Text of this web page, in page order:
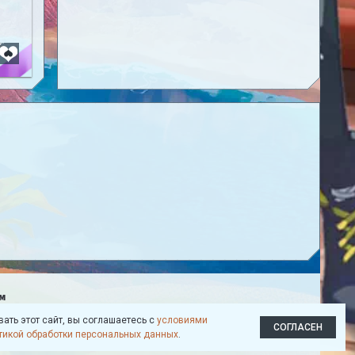
18+
этот сайт, вы соглашаетесь с условиями
обработки персональных данных.
СОГЛАСЕН